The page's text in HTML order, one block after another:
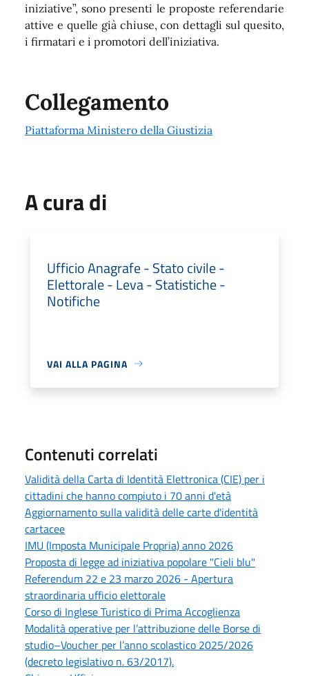
iniziative”, sono presenti le proposte referendarie
attive e quelle già chiuse, con dettagli sul quesito,
i firmatari e i promotori dell’iniziativa.
Collegamento
Piattaforma Ministero della Giustizia
A cura di
Ufficio Anagrafe - Stato civile -
Elettorale - Leva - Statistiche -
Notifiche
VAI ALLA PAGINA
Contenuti correlati
Validità della Carta di Identità Elettronica (CIE) per i
cittadini che hanno compiuto i 70 anni d'età
Aggiornamento sulla validità delle carte d'identità
cartacee
IMU (Imposta Municipale Propria) anno 2026
Proposta di legge ad iniziativa popolare "Cieli blu"
Referendum 22 e 23 marzo 2026 - Apertura
straordinaria ufficio elettorale
Corso di Inglese Turistico di Prima Accoglienza
Modalità operative per l’attribuzione delle Borse di
studio–Voucher per l’anno scolastico 2025/2026
(decreto legislativo n. 63/2017).